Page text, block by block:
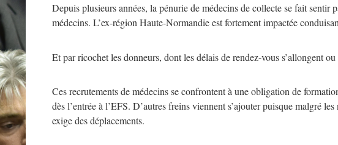
Depuis plusieurs années, la pénurie de médecins de collecte se fait sentir
médecins. L’ex-région Haute-Normandie est fortement impactée
Et par ricochet les donneurs, dont les délais de rendez-vous s’allongent
Ces recrutements de médecins se confrontent à une obligation de
dès l’entrée à l’EFS. D’autres freins viennent s’ajouter puisque malgré
exige des déplacements.